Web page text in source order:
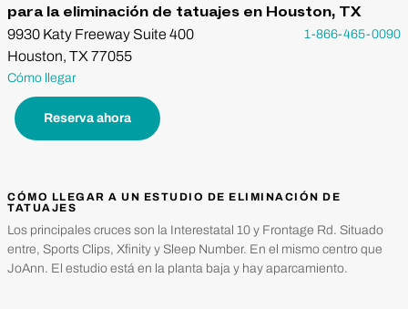
para la eliminación de tatuajes en Houston, TX
9930 Katy Freeway Suite 400
Houston, TX 77055
Cómo llegar
Reserva ahora
1-866-465-0090
CÓMO LLEGAR A UN ESTUDIO DE ELIMINACIÓN DE
TATUAJES
Los principales cruces son la Interestatal 10 y Frontage Rd. Situado
entre, Sports Clips, Xfinity y Sleep Number. En el mismo centro que
JoAnn. El estudio está en la planta baja y hay aparcamiento.